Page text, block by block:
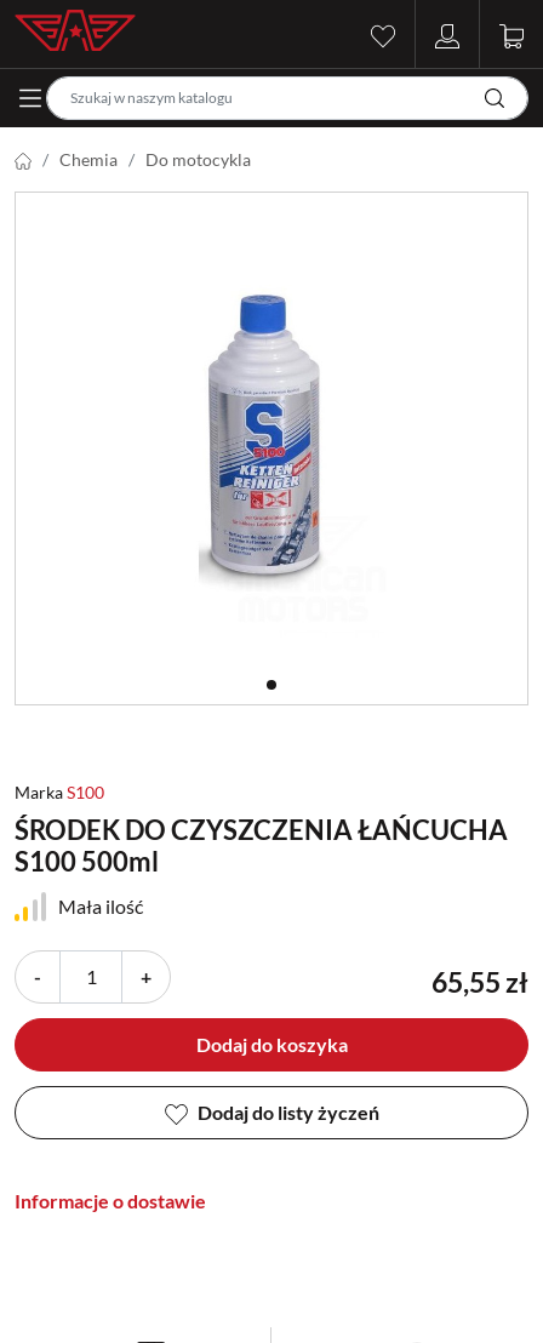
Chemia Do motocykla
MarkaS100
ŚRODEK DO CZYSZCZENIA ŁAŃCUCHA
S100 500ml
Mała ilość
- + 65,55 zł
Dodaj do koszyka
Dodaj do listy życzeń
Informacje o dostawie